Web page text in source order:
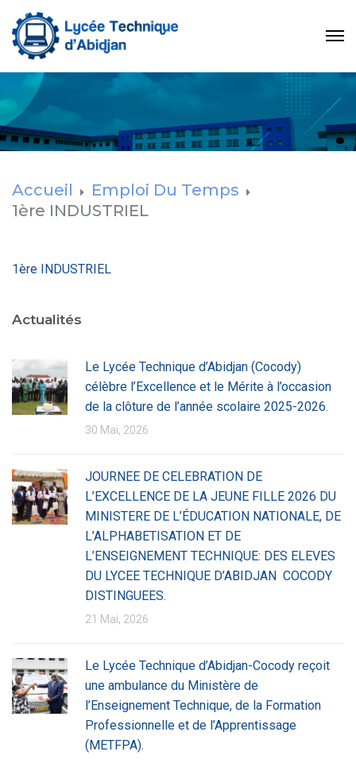
Accueil
Emploi Du Temps
1ère INDUSTRIEL
1ère INDUSTRIEL
Actualités
Le Lycée Technique d’Abidjan (Cocody)
célèbre l’Excellence et le Mérite à l’occasion
de la clôture de l’année scolaire 2025-2026.
30 Mai, 2026
JOURNEE DE CELEBRATION DE
L’EXCELLENCE DE LA JEUNE FILLE 2026 DU
MINISTERE DE L’ÉDUCATION NATIONALE, DE
L’ALPHABETISATION ET DE
L’ENSEIGNEMENT TECHNIQUE: DES ELEVES
DU LYCEE TECHNIQUE D’ABIDJAN COCODY
DISTINGUEES.
21 Mai, 2026
Le Lycée Technique d’Abidjan-Cocody reçoit
une ambulance du Ministère de
l’Enseignement Technique, de la Formation
Professionnelle et de l’Apprentissage
(METFPA).